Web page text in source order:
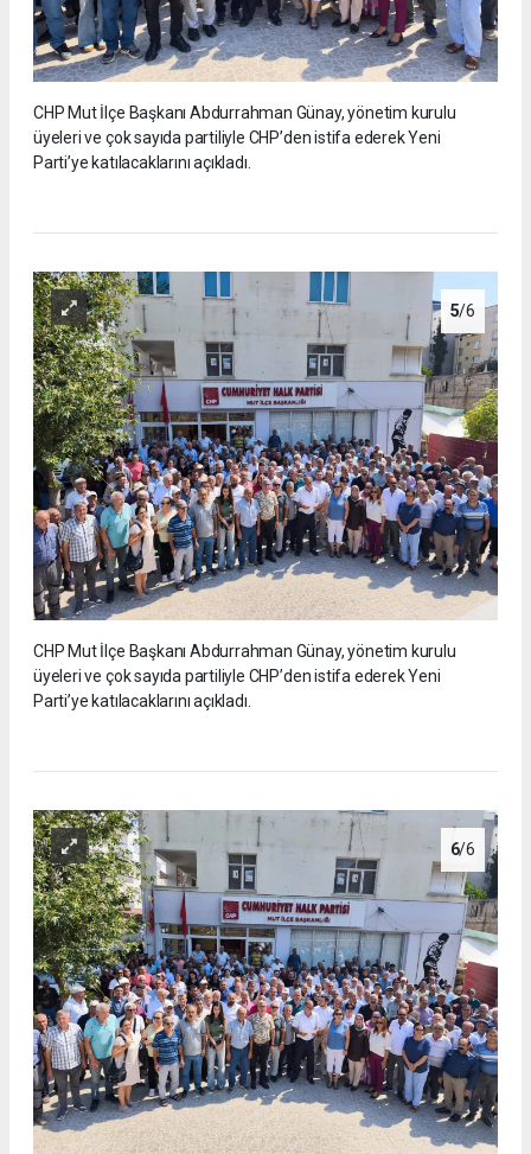
CHP Mut İlçe Başkanı Abdurrahman Günay, yönetim kurulu
üyeleri ve çok sayıda partiliyle CHP’den istifa ederek Yeni
Parti’ye katılacaklarını açıkladı.
5/6
CHP Mut İlçe Başkanı Abdurrahman Günay, yönetim kurulu
üyeleri ve çok sayıda partiliyle CHP’den istifa ederek Yeni
Parti’ye katılacaklarını açıkladı.
6/6